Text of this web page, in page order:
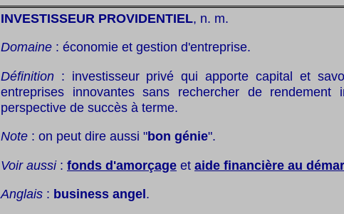
INVESTISSEUR PROVIDENTIEL, n. m.
Domaine : économie et gestion d'entreprise.
Définition : investisseur privé qui apporte capital et
entreprises innovantes sans rechercher de rendement
perspective de succès à terme.
Note : on peut dire aussi "bon génie".
Voir aussi: fonds d'amorçage et aide financière au
Anglais : business angel.